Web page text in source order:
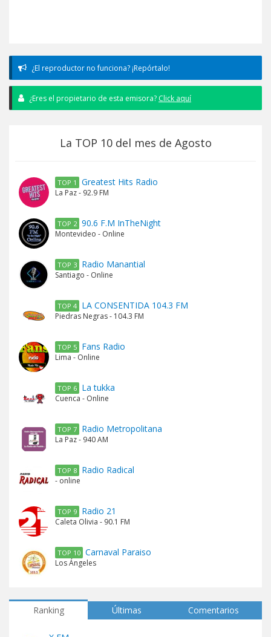
¿El reproductor no funciona? ¡Repórtalo!
¿Eres el propietario de esta emisora? Click aquí
La TOP 10 del mes de Agosto
TOP 1 Greatest Hits Radio
La Paz - 92.9 FM
TOP 2 90.6 F.M InTheNight
Montevideo - Online
TOP 3 Radio Manantial
Santiago - Online
TOP 4 LA CONSENTIDA 104.3 FM
Piedras Negras - 104.3 FM
TOP 5 Fans Radio
Lima - Online
TOP 6 La tukka
Cuenca - Online
TOP 7 Radio Metropolitana
La Paz - 940 AM
TOP 8 Radio Radical
- online
TOP 9 Radio 21
Caleta Olivia - 90.1 FM
TOP 10 Carnaval Paraiso
Los Ángeles
Ranking Últimas Comentarios